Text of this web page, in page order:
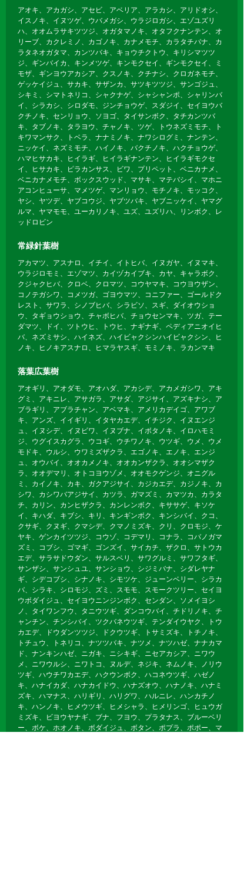
アオキ、アカガシ、アセビ、アベリア、アラカシ、アリドオシ、
イスノキ、イヌツゲ、ウバメガシ、ウラジロガシ、エゾユズリ
ハ、オオムラサキツツジ、オガタマノキ、オタフクナンテン、オ
リーブ、カクレミノ、カゴノキ、カナメモチ、カラタチバナ、カ
ラタネオガタマ、カンツバキ、キョウチクトウ、キリシマツツ
ジ、ギンバイカ、キンメツゲ、キンモクセイ、ギンモクセイ、ミ
モザ、ギンヨウアカシア、クスノキ、クチナシ、クロガネモチ、
ゲッケイジュ、サカキ、サザンカ、サツキツツジ、サンゴジュ、
シキミ、シマトネリコ、シャクナゲ、シャシャンポ、シャリンバ
イ、シラカシ、シロダモ、ジンチョウゲ、スダジイ、セイヨウバ
クチノキ、センリョウ、ソヨゴ、タイサンボク、タチカンツバ
キ、タブノキ、タラヨウ、チャノキ、ツゲ、トウネズミモチ、ト
キワマンサク、トベラ、ナナミノキ、ナワシログミ、ナンテン、
ニッケイ、ネズミモチ、ハイノキ、バクチノキ、ハクチョウゲ、
ハマヒサカキ、ヒイラギ、ヒイラギナンテン、ヒイラギモクセ
イ、ヒサカキ、ピラカンサス、ビワ、プリペット、ベニカナメ、
ベニカナメモチ、ボックスウッド、マサキ、マテバシイ、マホニ
アコンヒューサ、マメツゲ、マンリョウ、モチノキ、モッコク、
ヤシ、ヤツデ、ヤブコウジ、ヤブツバキ、ヤブニッケイ、ヤマグ
ルマ、ヤマモモ、ユーカリノキ、ユズ、ユズリハ、リンボク、レ
ッドロビン
常緑針葉樹
アカマツ、アスナロ、イチイ、イトヒバ、イヌガヤ、イヌマキ、
ウラジロモミ、エゾマツ、カイヅカイブキ、カヤ、キャラボク、
クジャクヒバ、クロベ、クロマツ、コウヤマキ、コウヨウザン、
コノテガシワ、コメツガ、ゴヨウマツ、コニファー、ゴールドク
レスト、サワラ、シノブヒバ、シラビソ、スギ、ダイオウショ
ウ、タギョウショウ、チャボヒバ、チョウセンマキ、ツガ、テー
ダマツ、ドイ、ツトウヒ、トウヒ、ナギナギ、ペディアニオイヒ
バ、ネズミサシ、ハイネズ、ハイビャクシンハイビャクシン、ヒ
ノキ、ヒノキアスナロ、ヒマラヤスギ、モミノキ、ラカンマキ
落葉広葉樹
アオギリ、アオダモ、アオハダ、アカシデ、アカメガシワ、アキ
グミ、アキニレ、アサガラ、アサダ、アジサイ、アズキナシ、ア
ブラギリ、アブラチャン、アベマキ、アメリカデイゴ、アワブ
キ、アンズ、イイギリ、イタヤカエデ、イチジク、イヌエンジ
ュ、イヌシデ、イヌビワ、イヌブナ、イボタノキ、イロハモミ
ジ、ウグイスカグラ、ウコギ、ウチワノキ、ウツギ、ウメ、ウメ
モドキ、ウルシ、ウワミズザクラ、エゴノキ、エノキ、エンジ
ュ、オウバイ、オオカメノキ、オオカンザクラ、オオシマザク
ラ、オオデマリ、オトコヨウゾメ、オオモクゲンジ、オニグル
ミ、カイノキ、カキ、ガクアジサイ、カジカエデ、カジノキ、カ
シワ、カシワバアジサイ、カツラ、ガマズミ、カマツカ、カラタ
チ、カリン、カンヒザクラ、カンレンボク、キササゲ、キソケ
イ、キハダ、キブシ、キリ、キンギンボク、キンシバイ、クコ、
クサギ、クヌギ、クマシデ、クマノミズキ、クリ、クロモジ、ケ
ヤキ、ゲンカイツツジ、コウゾ、コデマリ、コナラ、コバノガマ
ズミ、コブシ、ゴマギ、ゴンズイ、サイカチ、ザクロ、サトウカ
エデ、サラサドウダン、サルスベリ、サワグルミ、サワフタギ、
サンザシ、サンシュユ、サンショウ、シジミバナ、シダレヤナ
ギ、シデコブシ、シナノキ、シモツケ、ジューンベリー、シラカ
バ、シラキ、シロモジ、ズミ、スモモ、スモークツリー、セイヨ
ウボダイジュ、セイヨウニンジンボク、センダン、ソメイヨシ
ノ、タイワンフウ、タニウツギ、ダンコウバイ、チドリノキ、チ
ャンチン、チンシバイ、ツクバネウツギ、テンダイウヤク、トウ
カエデ、ドウダンツツジ、ドクウツギ、トサミズキ、トチノキ、
トチュウ、トネリコ、ナツツバキ、ナツメ、ナツハゼ、ナナカマ
ド、ナンキンハゼ、ニガキ、ニシキギ、ニセアカシア、ニワウ
メ、ニワウルシ、ニワトコ、ヌルデ、ネジキ、ネムノキ、ノリウ
ツギ、ハウチワカエデ、ハクウンボク、ハコネウツギ、ハゼノ
キ、ハナイカダ、ハナカイドウ、ハナズオウ、ハナノキ、ハナミ
ズキ、ハマナス、ハリギリ、ハリグワ、ハルニレ、ハンカチノ
キ、ハンノキ、ヒメウツギ、ヒメシャラ、ヒメリンゴ、ヒュウガ
ミズキ、ビヨウヤナギ、ブナ、フヨウ、プラタナス、ブルーベリ
ー、ボケ、ホオノキ、ボダイジュ、ボタン、ポプラ、ポポー、マ